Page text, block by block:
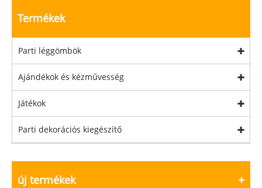
Termékek
Parti léggömbök
Ajándékok és kézművesség
Játékok
Parti dekorációs kiegészítő
új termékek